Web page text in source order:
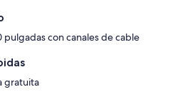
pulgadas con canales de cable
gratuita